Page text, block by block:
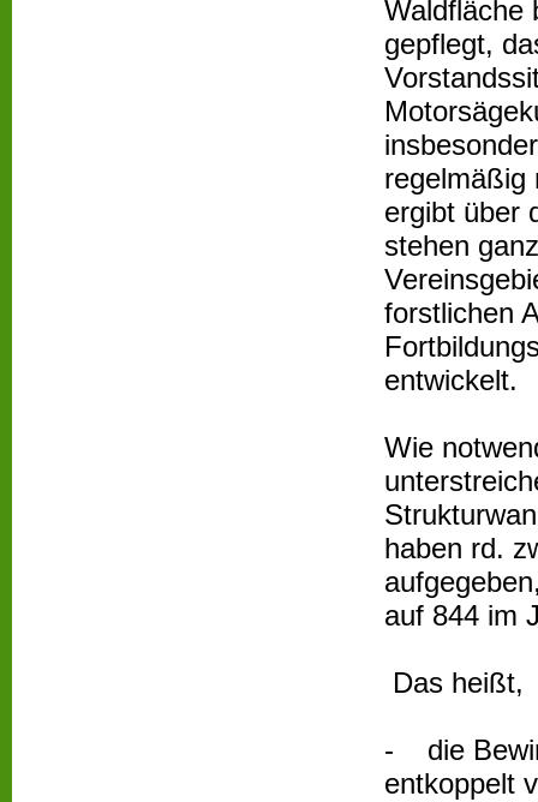
Waldfläche
gepflegt,
regelmäßig
ergibt über
stehen
forstlichen
entwickelt.
Wie
haben rd.
auf 844 im
Das heißt,
- die
entkoppelt